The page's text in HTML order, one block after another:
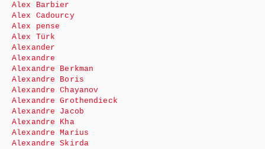
Alex Barbier
Alex Cadourcy
Alex pense
Alex Türk
Alexander
Alexandre
Alexandre Berkman
Alexandre Boris
Alexandre Chayanov
Alexandre Grothendieck
Alexandre Jacob
Alexandre Kha
Alexandre Marius
Alexandre Skirda